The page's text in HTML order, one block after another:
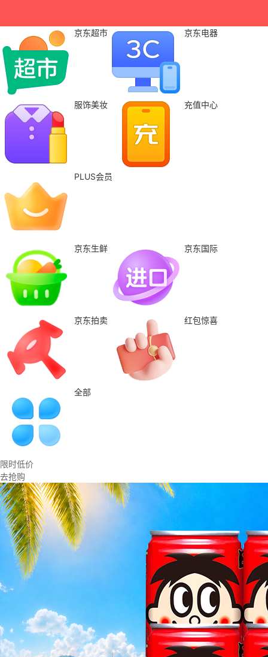
京东超市 京东电器
服饰美妆 充值中心
PLUS会员
京东生鲜 京东国际
京东拍卖 红包惊喜
全部
限时低价
去抢购